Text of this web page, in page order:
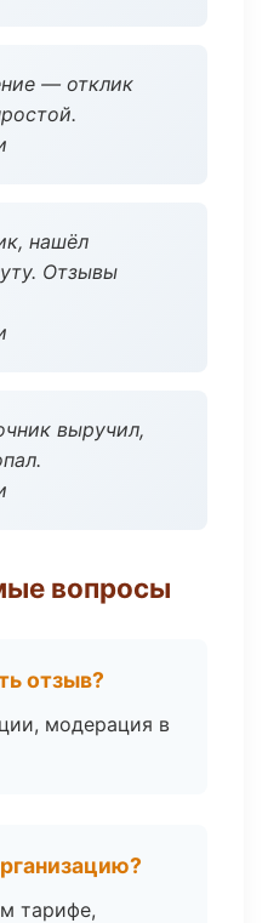
— отклик
нашёл
Отзывы
выручил,
вопросы
отзыв?
модерация в
тарифе,